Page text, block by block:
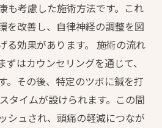
も考慮した施術方法です。これ
を改善し、自律神経の調整を図
る効果があります。 施術の流れ
はカウンセリングを通じて、
。その後、特定のツボに鍼を打
タイムが設けられます。この間
シュされ、頭痛の軽減につなが